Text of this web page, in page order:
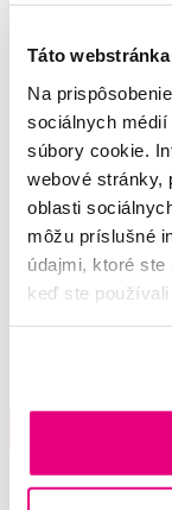
Táto
Na
sociálnych
súbory cookie.
webové stránky,
oblasti
môžu príslušné
údajmi, ktoré
keď ste používali
GUM PAROEX
% + CPC 0,05 %),